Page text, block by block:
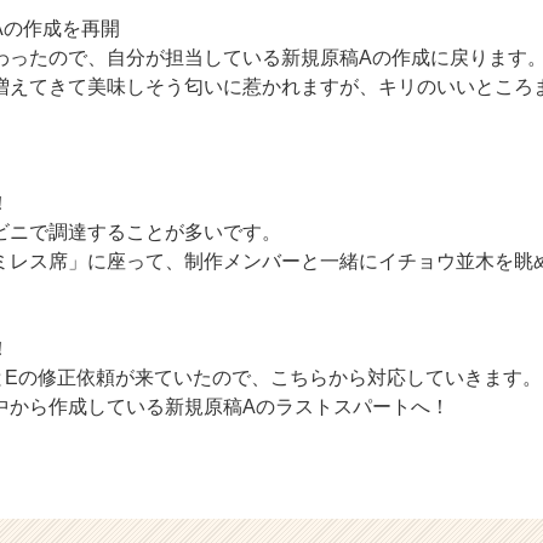
作成を再開
ったので、自分が担当している新規原稿Aの作成に戻ります
えてきて美味しそう匂いに惹かれますが、キリのいいところ
で調達することが多いです。
レス席」に座って、制作メンバーと一緒にイチョウ並木を眺
の修正依頼が来ていたので、こちらから対応していきます。
から作成している新規原稿Aのラストスパートへ！